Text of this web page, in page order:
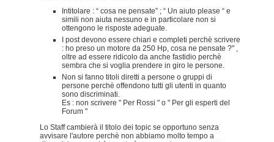
Intitolare : “ cosa ne pensate” ; “ Un aiuto please “ e
simili non aiuta nessuno e in particolare non si
ottengono le risposte adeguate.
I post devono essere chiari e completi perchè scrivere
: ho preso un motore da 250 Hp, cosa ne pensate ?" ,
oltre ad essere ridicolo da anche fastidio perchè
sembra che si voglia prendere in giro le persone.
Non si fanno titoli diretti a persone o gruppi di
persone perchè offendono tutti gli utenti in quanto
sono discriminati.
Es : non scrivere " Per Rossi " o " Per gli esperti del
Forum "
Lo Staff cambierà il titolo dei topic se opportuno senza
avvisare l'autore perchè non abbiamo molto tempo a